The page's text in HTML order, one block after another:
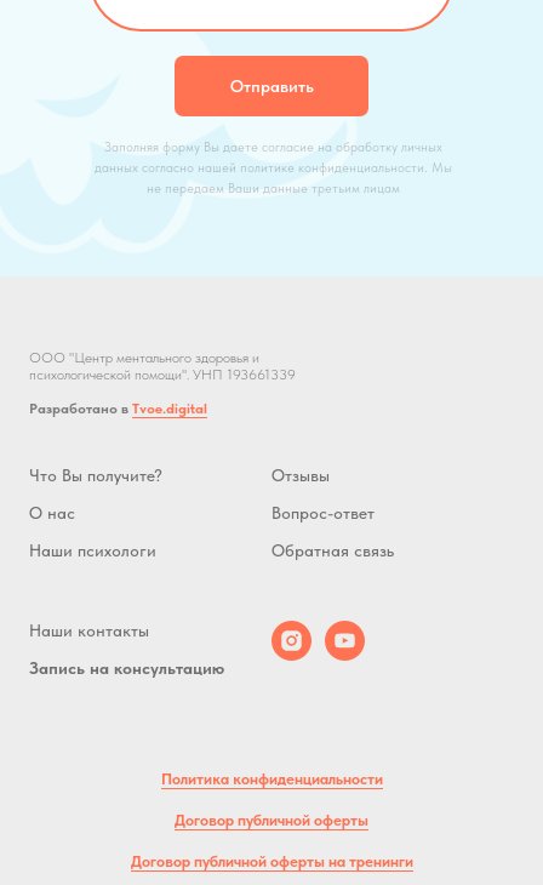
Отправить
Заполняя форму Вы даете согласие на обработку личных
данных согласно нашей политике конфиденциальности. Мы
не передаем Ваши данные третьим лицам
ООО "Центр ментального здоровья и
психологической помощи". УНП 193661339
Разработано в Tvoe.digital
Что Вы получите?
О нас
Наши психологи
Отзывы
Вопрос-ответ
Обратная связь
Наши контакты
Запись на консультацию
Политика конфиденциальности
Договор публичной оферты
Договор публичной оферты на тренинги